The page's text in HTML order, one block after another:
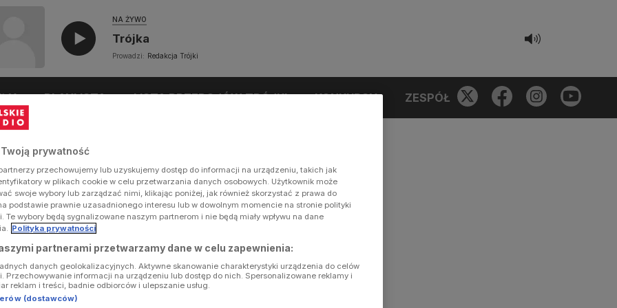
NA ŻYWO
Trójka
Prowadzi: Redakcja Trójki
PLAYLISTA LISTA PRZEBOJÓW TRÓJKI KONKURSY ZESPÓŁ
Twoją prywatność
przechowujemy lub uzyskujemy dostęp do informacji na urządzeniu, takich jak
w plikach cookie w celu przetwarzania danych osobowych. Użytkownik może
swoje wybory lub zarządzać nimi, klikając poniżej, jak również skorzystać z prawa do
podstawie prawnie uzasadnionego interesu lub w dowolnym momencie na stronie polityki
Te wybory będą sygnalizowane naszym partnerom i nie będą miały wpływu na dane
Polityka prywatności
partnerami przetwarzamy dane w celu zapewnienia:
danych geolokalizacyjnych. Aktywne skanowanie charakterystyki urządzenia do celów
Przechowywanie informacji na urządzeniu lub dostęp do nich. Spersonalizowane reklamy i
reklam i treści, badnie odbiorców i ulepszanie usług.
(dostawców)